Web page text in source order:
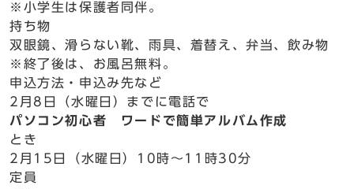
※小学生は保護者同伴。
持ち物
双眼鏡、滑らない靴、雨具、着替え、弁当、飲み物
※終了後は、お風呂無料。
申込方法・申込み先など
2月8日（水曜日）までに電話で
パソコン初心者 ワードで簡単アルバム作成
とき
2月15日（水曜日）10時～11時30分
定員